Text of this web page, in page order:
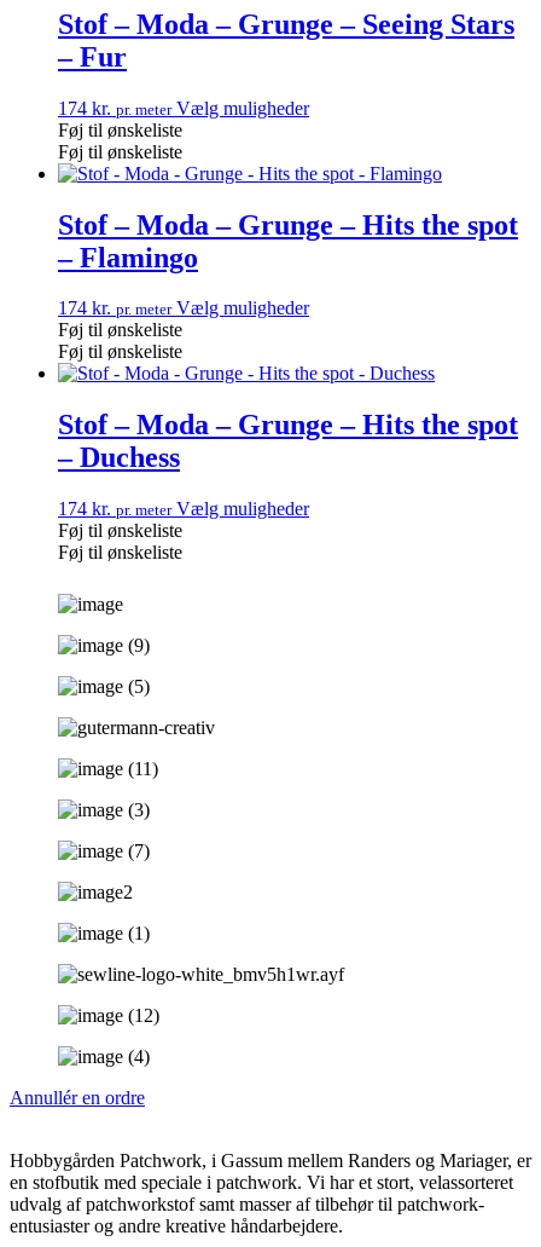
Stof – Moda – Grunge – Seeing Stars
– Fur
174 kr. pr. meter Vælg muligheder
Føj til ønskeliste
Føj til ønskeliste
Stof – Moda – Grunge – Hits the spot
– Flamingo
174 kr. pr. meter Vælg muligheder
Føj til ønskeliste
Føj til ønskeliste
Stof – Moda – Grunge – Hits the spot
– Duchess
174 kr. pr. meter Vælg muligheder
Føj til ønskeliste
Føj til ønskeliste
Annullér en ordre
Hobbygården Patchwork, i Gassum mellem Randers og Mariager, er
en stofbutik med speciale i patchwork. Vi har et stort, velassorteret
udvalg af patchworkstof samt masser af tilbehør til patchwork-
entusiaster og andre kreative håndarbejdere.